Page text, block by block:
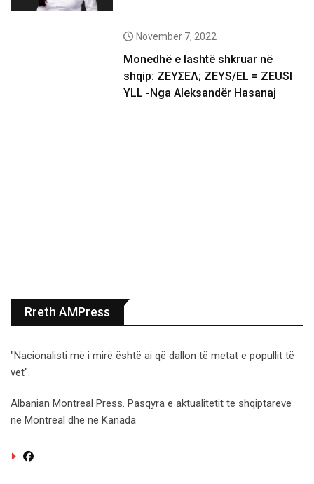
November 7, 2022
Monedhë e lashtë shkruar në
shqip: ΖΕΥΣΕΛ; ZEYS/EL = ZEUSI
YLL -Nga Aleksandër Hasanaj
Rreth AMPress
"Nacionalisti më i mirë është ai që dallon të metat e popullit të
vet".
Albanian Montreal Press. Pasqyra e aktualitetit te shqiptareve
ne Montreal dhe ne Kanada